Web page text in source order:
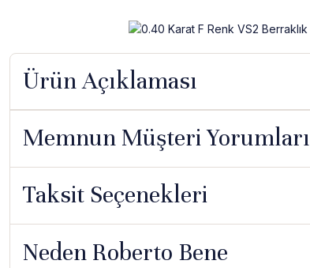
Ürün Açıklaması
Memnun Müşteri Yorumları
Taksit Seçenekleri
Neden Roberto Bene